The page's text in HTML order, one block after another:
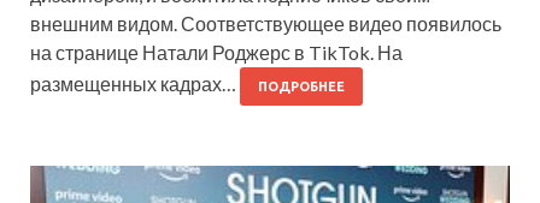
внешним видом. Соответствующее видео появилось
на странице Натали Роджерс в TikTok. На
размещенных кадрах…
ПОДРОБНЕЕ